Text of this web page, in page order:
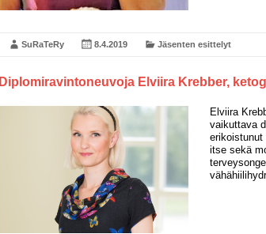
SuRaTeRy 8.4.2019 Jäsenten esittelyt
Diplomiravintoneuvoja Elviira Krebber,
Elviira
vaikuttava
erikoistunut
itse sekä